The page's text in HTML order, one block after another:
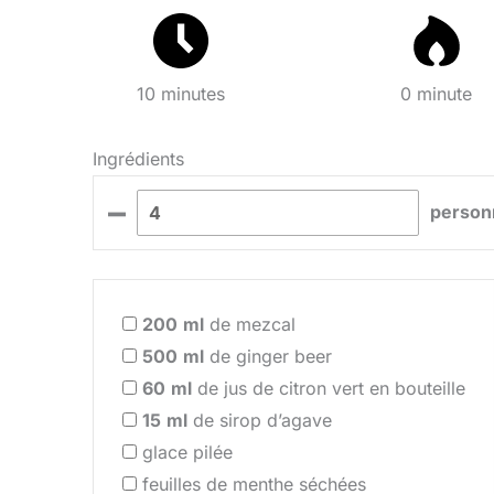
10 minutes 0 minute
Ingrédients
–
200 ml de mezcal
500 ml de ginger beer
60 ml de jus de citron vert en bouteille
15 ml de sirop d’agave
glace pilée
feuilles de menthe séchées